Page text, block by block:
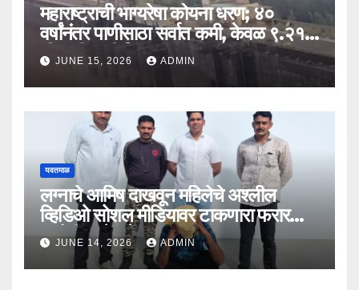
महाराष्ट्राची भाग्यरेषा कोयना धरण; ४०
वर्षांनंतर पाणीसाठा सर्वात कमी, केवळ ९.२१
टीएमसी पाणी शिल्लक
JUNE 15, 2026 ADMIN
यवतमाळ
लग्नाचे आमिष दाखवून महिलेचे अश्लील
व्हिडिओ सोशल मीडियावर टाकणारा फरार
आरोपी अखेर जेरबंद!
JUNE 14, 2026 ADMIN